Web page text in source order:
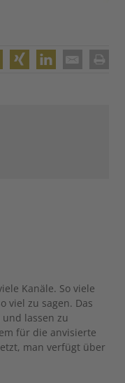
XINGLinkedIn
Email
Print
Kanäle. So viele
viel zu sagen. Das
lassen zu
für die anvisierte
man verfügt über